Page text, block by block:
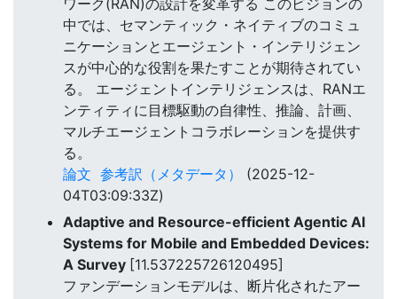
ワーク(RAN)の設計を変革する このビジョンの
中では、セマンティック・ネイティブのコミュ
ニケーションとエージェント・インテリジェン
スが中心的な役割を果たすことが期待されてい
る。 エージェントインテリジェンスは、RANエ
ンティティに目標駆動の自律性、推論、計画、
マルチエージェントコラボレーションを提供す
る。
論文 参考訳（メタデータ）
(2025-12-
04T03:09:33Z)
Adaptive and Resource-efficient Agentic AI
Systems for Mobile and Embedded Devices:
A Survey [11.537225726120495]
ファンデーションモデルは、断片化されたアー